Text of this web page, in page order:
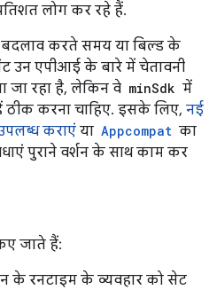
लोग कर रहे हैं.
बदलाव करते समय या बिल्ड के
उन एपीआई के बारे में चेतावनी
जा रहा है, लेकिन वे minSdk में
करना चाहिए. इसके लिए, नई
कराएं या Appcompat का
पुराने वर्शन के साथ काम कर
जाते हैं:
रनटाइम के व्यवहार को सेट